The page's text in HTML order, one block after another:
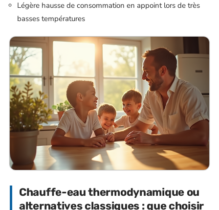
Légère hausse de consommation en appoint lors de très
basses températures
Chauffe-eau thermodynamique ou
alternatives classiques : que choisir